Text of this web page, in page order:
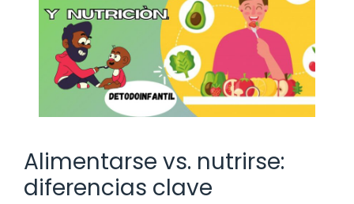
Alimentarse vs. nutrirse:
diferencias clave